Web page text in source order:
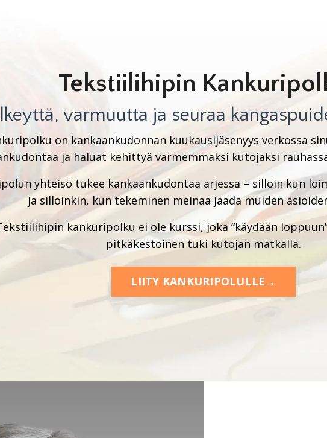
Tekstiilihipin
varmuutta ja seuraa
on kankaankudonnan kuukausijäsenyys verkossa
ja haluat kehittyä varmemmaksi kutojaksi
yhteisö tukee kankaankudontaa arjessa – silloin kun
ja silloinkin, kun tekeminen meinaa jäädä muiden
kankuripolku ei ole kurssi, joka “käydään
pitkäkestoinen tuki kutojan matkalla.
LIITY KANKURIPOLULLE→